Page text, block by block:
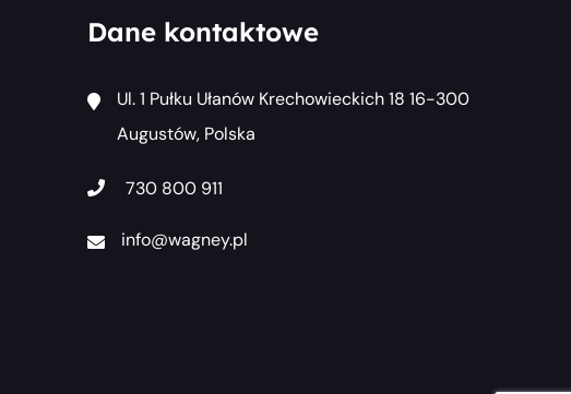
Dane kontaktowe
Ul. 1 Pułku Ułanów Krechowieckich 18 16-300
Augustów, Polska
730 800 911
info@wagney.pl